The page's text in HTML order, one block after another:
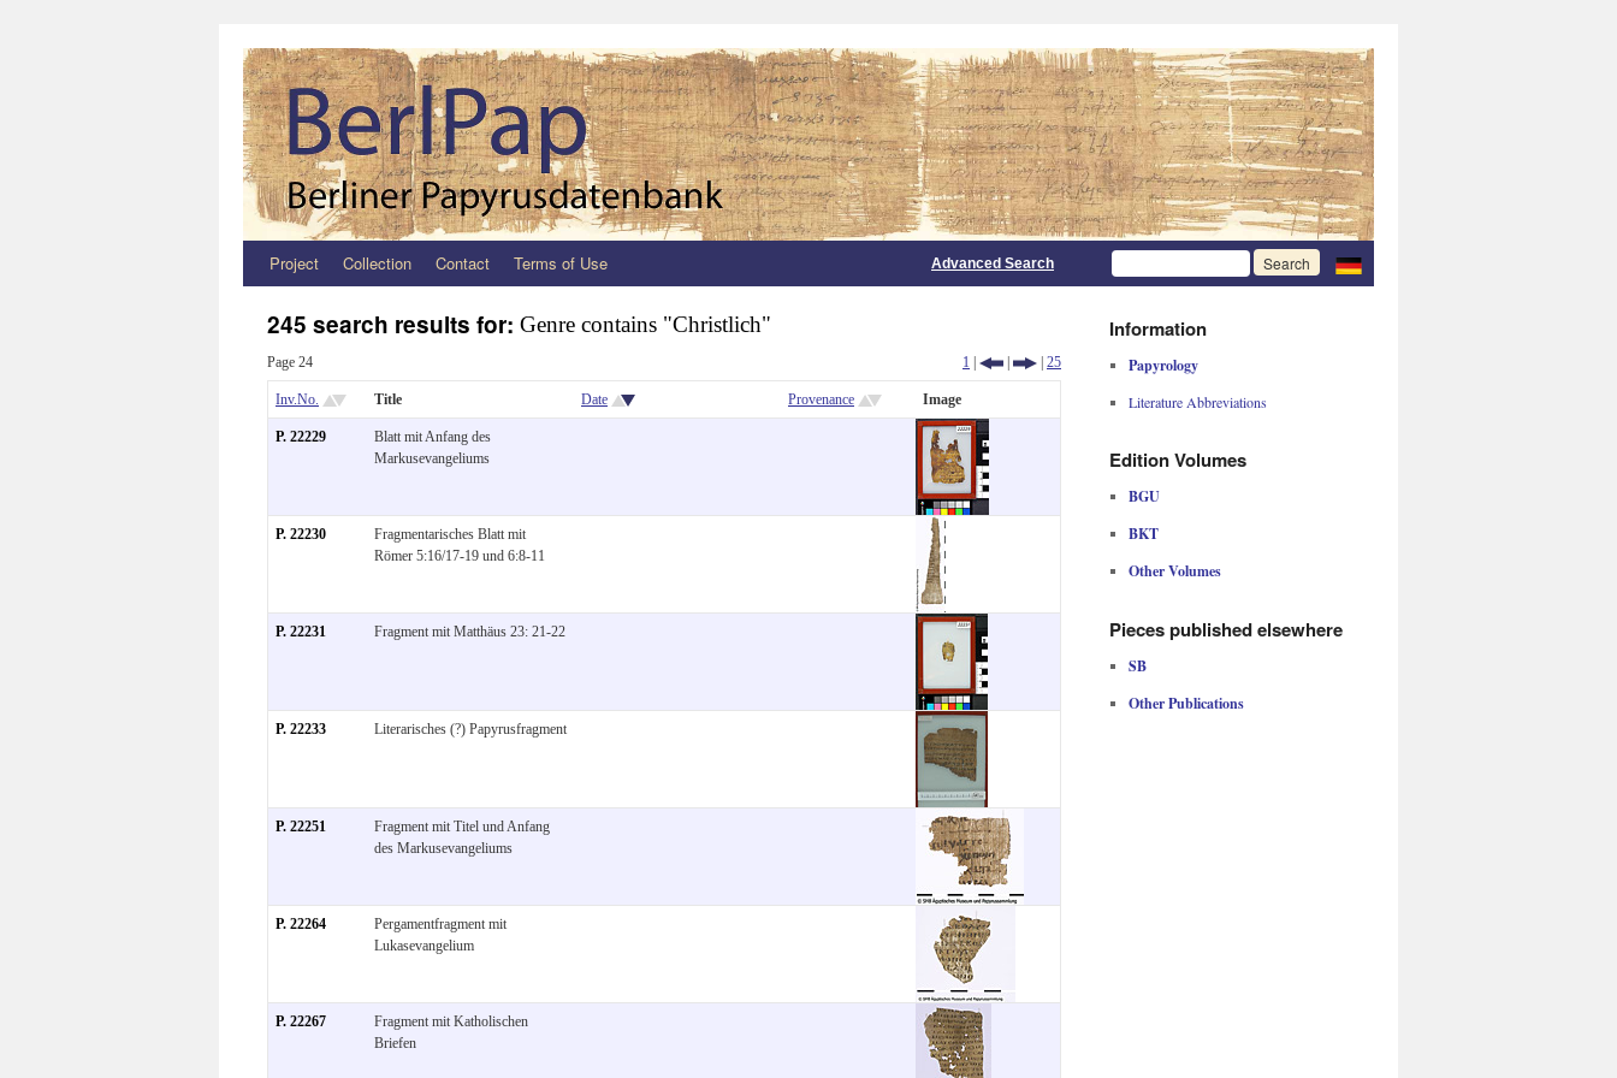
Zum
springen
Project Collection Contact Terms of Use Advanced Search
245 search results for: Genre contains "Christlich"
Page 24 1 | | | 25
Inv.No. Title Date Provenance Image
P. 22229
Blatt mit Anfang des
Markusevangeliums
P. 22230
Fragmentarisches Blatt mit
Römer 5:16/17-19 und 6:8-11
P. 22231 Fragment mit Matthäus 23: 21-22
P. 22233 Literarisches (?) Papyrusfragment
P. 22251
Fragment mit Titel und Anfang
des Markusevangeliums
P. 22264
Pergamentfragment mit
Lukasevangelium
P. 22267
Fragment mit Katholischen
Briefen
Information
Papyrology
Literature Abbreviations
Edition Volumes
BGU
BKT
Other Volumes
Pieces published elsewhere
SB
Other Publications